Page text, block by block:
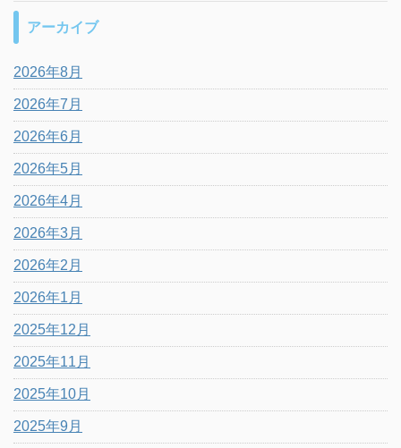
アーカイブ
2026年8月
2026年7月
2026年6月
2026年5月
2026年4月
2026年3月
2026年2月
2026年1月
2025年12月
2025年11月
2025年10月
2025年9月